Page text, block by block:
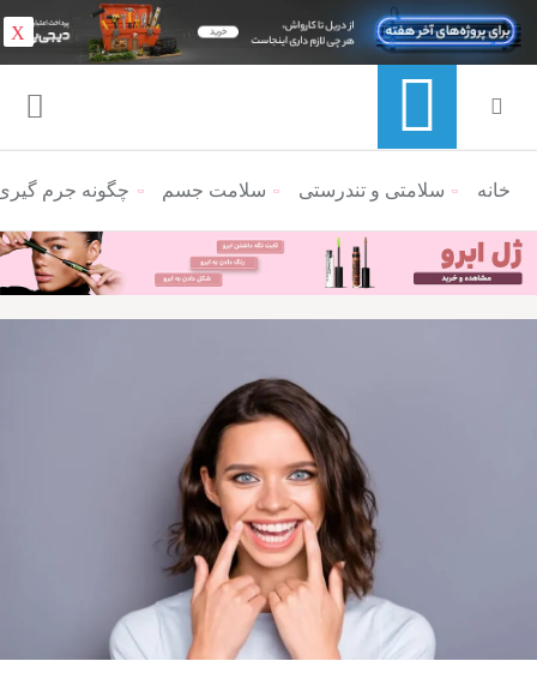
منوی ناوبری خرده نان
خانه سلامتی و تندرستی سلامت جسم چگونه جرم گیری
X